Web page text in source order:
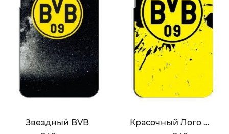
Звездный BVB
Красочный Лого BVB